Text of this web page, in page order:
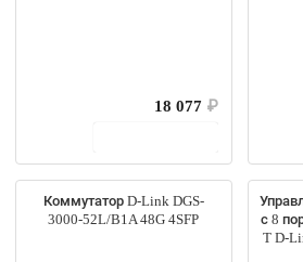
18 077 ₽
Коммутатор D-Link DGS-
3000-52L/B1A 48G 4SFP
с 8
T D-